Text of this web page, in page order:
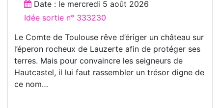
Date : le mercredi 5 août 2026
Idée sortie n° 333230
Le Comte de Toulouse rêve d’ériger un château sur
l’éperon rocheux de Lauzerte afin de protéger ses
terres. Mais pour convaincre les seigneurs de
Hautcastel, il lui faut rassembler un trésor digne de
ce nom…